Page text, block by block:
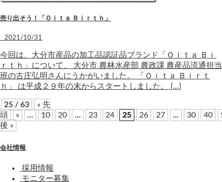
売り出そう！「Ｏｉｔａ Ｂｉｒｔｈ」
2021/10/31
今回は、大分市産品の加工品認証品ブランド「Ｏｉｔａ Ｂｉ
ｒｔｈ」について、 大分市 農林水産部 農政課 農産品流通担当
班の古庄弘明さんにうかがいました。 「Ｏｉｔａ Ｂｉｒｔ
ｈ」 は平成２９年の末からスタートしました。 […]
25 / 63
« 先
頭
« ... 10 20 ... 23 24 25 26 27 ... 30 40
後 »
会社情報
採用情報
モニター募集